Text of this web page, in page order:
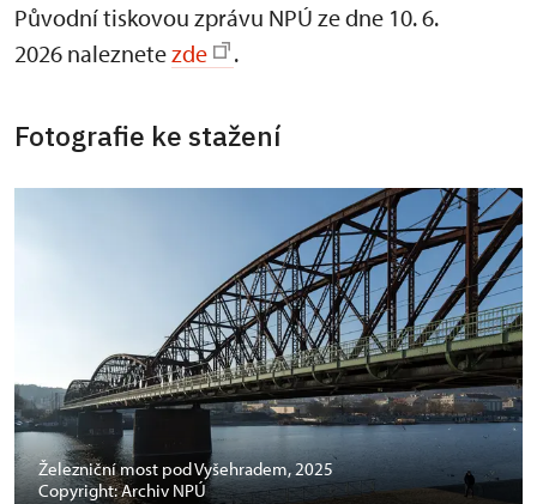
Původní tiskovou zprávu NPÚ ze dne 10. 6.
2026 naleznetezde .
Fotografie ke stažení
Železniční most pod Vyšehradem, 2025
Copyright: Archiv NPÚ